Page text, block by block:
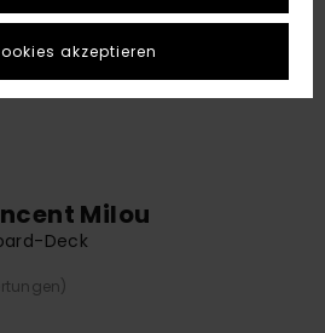
Milou
Deck
akzeptieren